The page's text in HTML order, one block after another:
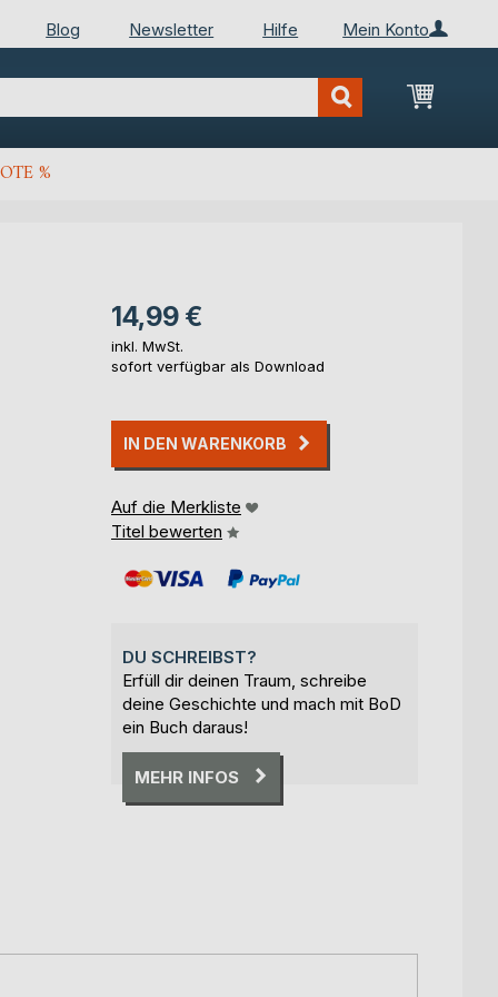
Mein Konto
Blog Newsletter Hilfe
Mein
%
14,99 €
inkl. MwSt.
sofort verfügbar als Download
IN DEN WARENKORB
Auf die Merkliste
Titel bewerten
DU SCHREIBST?
Erfüll dir deinen Traum, schreibe
deine Geschichte und mach mit BoD
ein Buch daraus!
MEHR INFOS